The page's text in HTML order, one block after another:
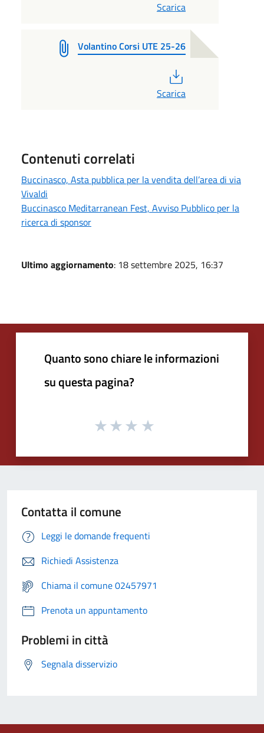
Scarica
Volantino Corsi UTE 25-26
Scarica
Contenuti correlati
Buccinasco, Asta pubblica per la vendita dell’area di via
Vivaldi
Buccinasco Meditarranean Fest, Avviso Pubblico per la
ricerca di sponsor
Ultimo aggiornamento: 18 settembre 2025, 16:37
Quanto sono chiare le informazioni
su questa pagina?
Contatta il comune
Leggi le domande frequenti
Richiedi Assistenza
Chiama il comune 02457971
Prenota un appuntamento
Problemi in città
Segnala disservizio